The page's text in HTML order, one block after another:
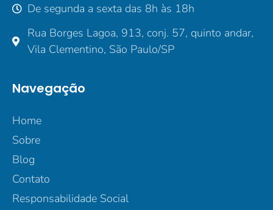
De segunda a sexta das 8h às 18h
Rua Borges Lagoa, 913, conj. 57, quinto andar,
Vila Clementino, São Paulo/SP
Navegação
Home
Sobre
Blog
Contato
Responsabilidade Social